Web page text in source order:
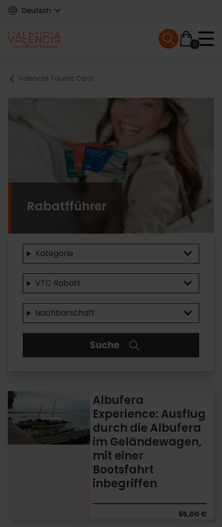
Skip
content
Deutsch
Main
navigation
0
Mobile menu
Breadcrumb
Valencia Tourist Card
Rabatfführer
Kategorie
VTC Rabatt
Nachbarschaft
Suche
Albufera
Experience: Ausflug
durch die Albufera
im Geländewagen,
mit einer
Bootsfahrt
inbegriffen
65,00 €
Albufera
Experience:
Ausflug
durch